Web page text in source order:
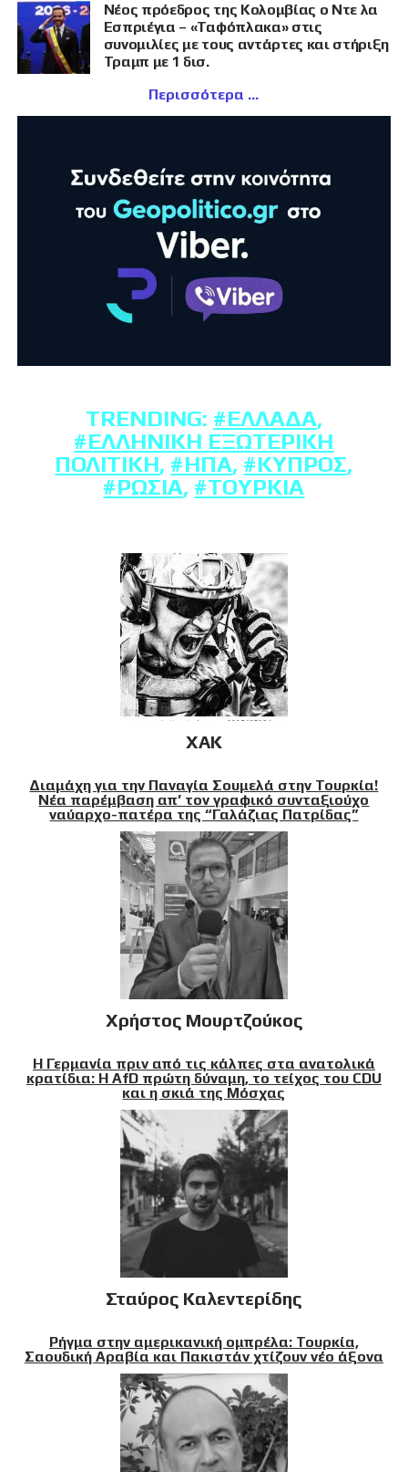
Νέος πρόεδρος της Κολομβίας ο Ντε λα
Εσπριέγια – «Ταφόπλακα» στις
συνομιλίες με τους αντάρτες και στήριξη
Τραμπ με 1 δισ.
Περισσότερα
TRENDING: #ΕΛΛΆΔΑ,
#ΕΛΛΗΝΙΚΉ ΕΞΩΤΕΡΙΚΉ
ΠΟΛΙΤΙΚΉ, #ΗΠΑ, #ΚΎΠΡΟΣ,
#ΡΩΣΊΑ, #ΤΟΥΡΚΊΑ
XAK
Διαμάχη για την Παναγία Σουμελά στην Τουρκία!
Νέα παρέμβαση απ’ τον γραφικό συνταξιούχο
ναύαρχο-πατέρα της “Γαλάζιας Πατρίδας”
Χρήστος Μουρτζούκος
Η Γερμανία πριν από τις κάλπες στα ανατολικά
κρατίδια: Η AfD πρώτη δύναμη, το τείχος του CDU
και η σκιά της Μόσχας
Σταύρος Καλεντερίδης
Ρήγμα στην αμερικανική ομπρέλα: Τουρκία,
Σαουδική Αραβία και Πακιστάν χτίζουν νέο άξονα